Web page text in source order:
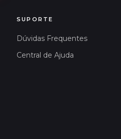
SUPORTE
Dúvidas Frequentes
Central de Ajuda